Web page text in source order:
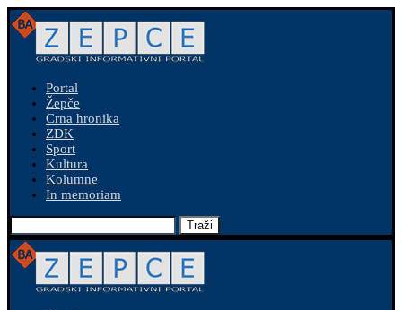
Portal
Žepče
Crna hronika
ZDK
Sport
Kultura
Kolumne
In memoriam
Traži